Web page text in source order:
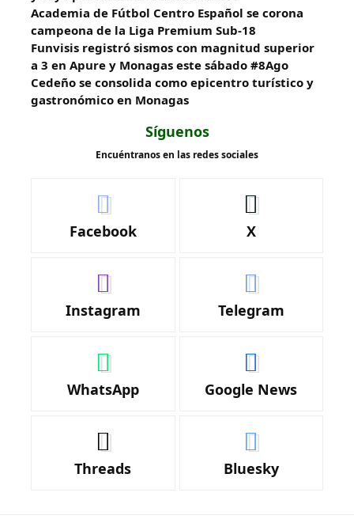
Academia de Fútbol Centro Español se corona
campeona de la Liga Premium Sub-18
Funvisis registró sismos con magnitud superior
a 3 en Apure y Monagas este sábado #8Ago
Cedeño se consolida como epicentro turístico y
gastronómico en Monagas
Síguenos
Encuéntranos en las redes sociales
Facebook X
Instagram Telegram
WhatsApp Google News
Threads Bluesky